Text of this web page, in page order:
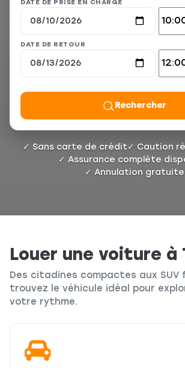
DATE DE PRISE EN CHARGE
DATE DE RETOUR
Rechercher
✓ Sans carte de crédit ✓ Caution
✓ Assurance complète
✓ Annulation gratuite
Louer une voiture à
Des citadines compactes aux SUV
trouvez le véhicule idéal pour
votre rythme.